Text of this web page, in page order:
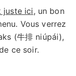
juste ici, un bon
Vous verrez
(牛排 niúpái),
ce soir.